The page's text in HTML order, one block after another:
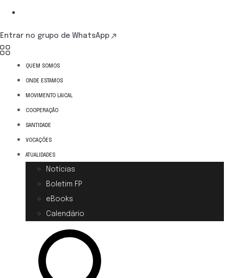
Entrar no grupo de WhatsApp
QUEM SOMOS
ONDE ESTAMOS
MOVIMENTO LAICAL
COOPERAÇÃO
SANTIDADE
VOCAÇÕES
ATUALIDADES
Notícias
Boletim FP
eBooks
Calendário